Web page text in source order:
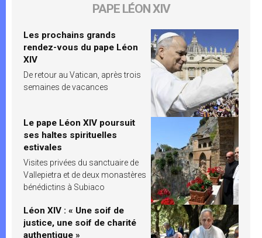
PAPE LÉON XIV
Les prochains grands
rendez-vous du pape Léon
XIV
De retour au Vatican, après trois
semaines de vacances
Le pape Léon XIV poursuit
ses haltes spirituelles
estivales
Visites privées du sanctuaire de
Vallepietra et de deux monastères
bénédictins à Subiaco
Léon XIV : « Une soif de
justice, une soif de charité
authentique »